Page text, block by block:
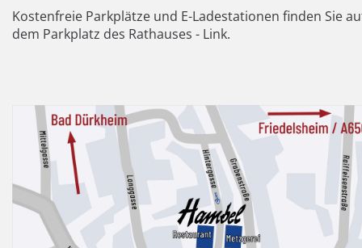
Kostenfreie Parkplätze und E-Ladestationen finden Sie
dem Parkplatz des Rathauses - Link.